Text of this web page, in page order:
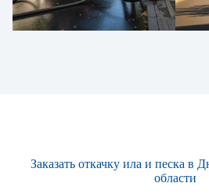
Заказать откачку ила и песка в
области